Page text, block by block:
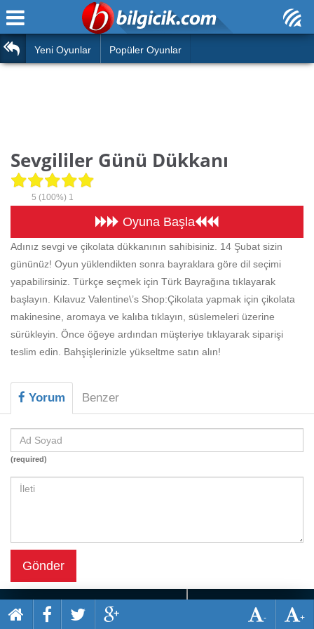
Araba
Futbol
Çocuk
Silah
Basketbol
Motor
Beceri
Komik
Mario
Savaş
Spor
Yemek
Ana Sayfa
Hızlı Okuma Testi
Hesaplamalar
Oyun
Eğitim Haberleri
Yeni Oyunlar Popüler Oyunlar
Sevgililer Günü Dükkanı
5 (100%) 1
Oyuna Başla
Adınız sevgi ve çikolata dükkanının sahibisiniz. 14 Şubat sizin
gününüz! Oyun yüklendikten sonra bayraklara göre dil seçimi
yapabilirsiniz. Türkçe seçmek için Türk Bayrağına tıklayarak
başlayın. Kılavuz Valentine\’s Shop:Çikolata yapmak için çikolata
makinesine, aromaya ve kalıba tıklayın, süslemeleri üzerine
sürükleyin. Önce öğeye ardından müşteriye tıklayarak siparişi
teslim edin. Bahşişlerinizle yükseltme satın alın!
Yorum Benzer
(required)
Gönder
+
-